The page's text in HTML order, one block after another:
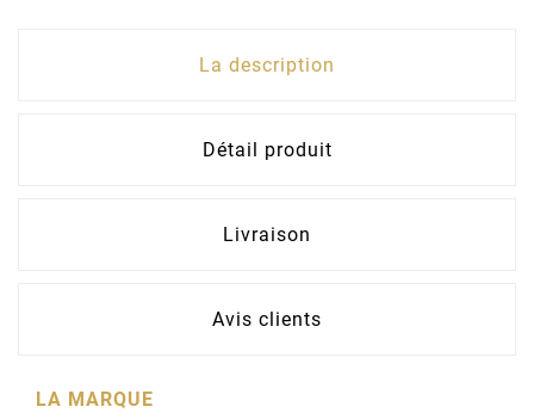
La description
Détail produit
Livraison
Avis clients
LA MARQUE